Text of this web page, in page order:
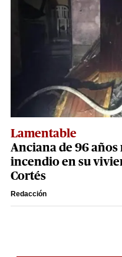
Lamentable
Anciana de 96
incendio en su
Cortés
Redacción